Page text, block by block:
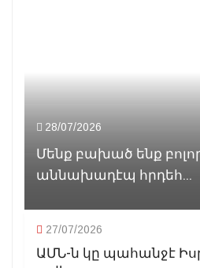
28/07/2026
Մենք բախած ենք
աննախադէպ հրդեհ...
27/07/2026
ԱՄՆ-ն կը պահանջէ